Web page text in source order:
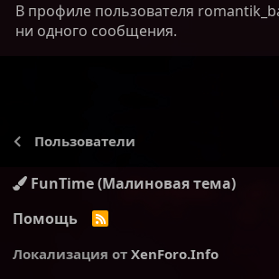
В профиле пользователя
ни одного сообщения.
Пользователи
FunTime (Малиновая тема)
Помощь
R
S
Локализация от XenForo.Info